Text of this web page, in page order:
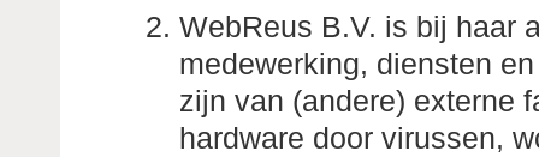
WebReus B.V. is bij haar
medewerking, diensten
zijn van (andere) externe
hardware door virussen,